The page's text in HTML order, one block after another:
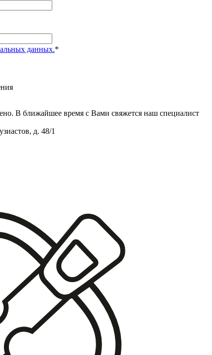
данных.*
В ближайшее время с Вами свяжется наш специалист
д. 48/1